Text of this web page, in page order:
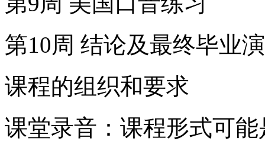
第10周 结论及最终毕业
课程的组织和要求
课堂录音：课程形式可